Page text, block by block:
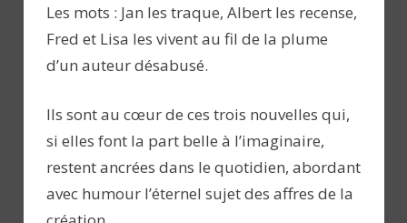
Les mots : Jan les traque, Albert les recense,
Fred et Lisa les vivent au fil de la plume
d’un auteur désabusé.
Ils sont au cœur de ces trois nouvelles qui,
si elles font la part belle à l’imaginaire,
restent ancrées dans le quotidien, abordant
avec humour l’éternel sujet des affres de la